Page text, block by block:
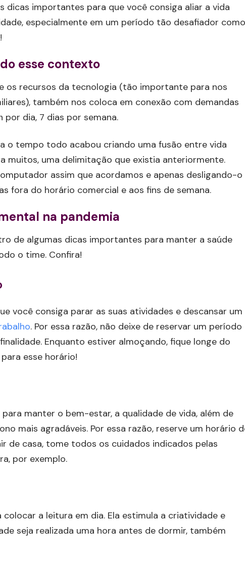
dicas importantes para que você consiga aliar a vida
especialmente em um período tão desafiador como
esse contexto
os recursos da tecnologia (tão importante para nos
também nos coloca em conexão com demandas
dia, 7 dias por semana.
o tempo todo acabou criando uma fusão entre vida
muitos, uma delimitação que existia anteriormente.
assim que acordamos e apenas desligando-o
fora do horário comercial e aos fins de semana.
na pandemia
de algumas dicas importantes para manter a saúde
o time. Confira!
você consiga parar as suas atividades e descansar um
. Por essa razão, não deixe de reservar um período
Enquanto estiver almoçando, fique longe do
esse horário!
manter o bem-estar, a qualidade de vida, além de
mais agradáveis. Por essa razão, reserve um horário
de casa, tome todos os cuidados indicados pelas
por exemplo.
a leitura em dia. Ela estimula a criatividade e
seja realizada uma hora antes de dormir, também